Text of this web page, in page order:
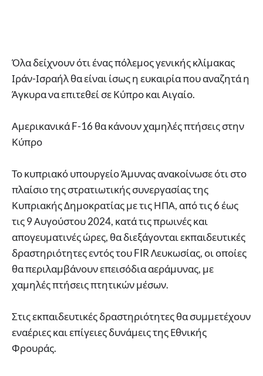
Όλα δείχνουν ότι ένας πόλεμος γενικής κλίμακας
Ιράν-Ισραήλ θα είναι ίσως η ευκαιρία που αναζητά η
Άγκυρα να επιτεθεί σε Κύπρο και Αιγαίο.
Αμερικανικά F-16 θα κάνουν χαμηλές πτήσεις στην
Κύπρο
Το κυπριακό υπουργείο Άμυνας ανακοίνωσε ότι στο
πλαίσιο της στρατιωτικής συνεργασίας της
Κυπριακής Δημοκρατίας με τις ΗΠΑ, από τις 6 έως
τις 9 Αυγούστου 2024, κατά τις πρωινές και
απογευματινές ώρες, θα διεξάγονται εκπαιδευτικές
δραστηριότητες εντός του FIR Λευκωσίας, οι οποίες
θα περιλαμβάνουν επεισόδια αεράμυνας, με
χαμηλές πτήσεις πτητικών μέσων.
Στις εκπαιδευτικές δραστηριότητες θα συμμετέχουν
εναέριες και επίγειες δυνάμεις της Εθνικής
Φρουράς.